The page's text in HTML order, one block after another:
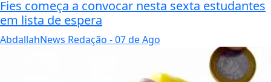
Fies começa a convocar nesta sexta estudantes
em lista de espera
AbdallahNews Redação- 07 de Ago